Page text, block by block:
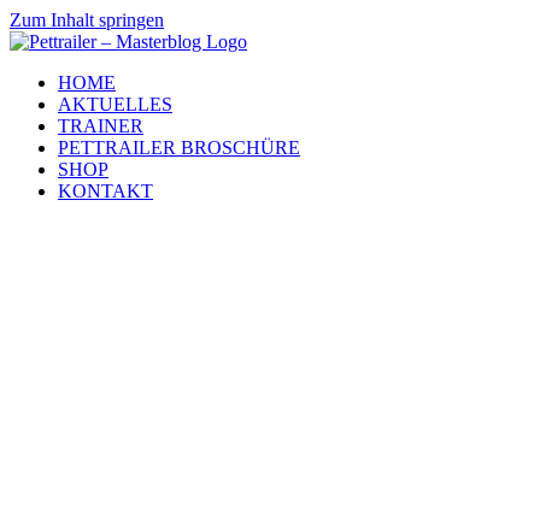
Zum Inhalt springen
HOME
AKTUELLES
TRAINER
PETTRAILER BROSCHÜRE
SHOP
KONTAKT